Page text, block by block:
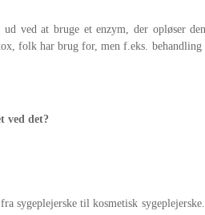
at bruge et enzym, der opløser
folk har brug for, men f.eks.
ved det?
sygeplejerske til kosmetisk